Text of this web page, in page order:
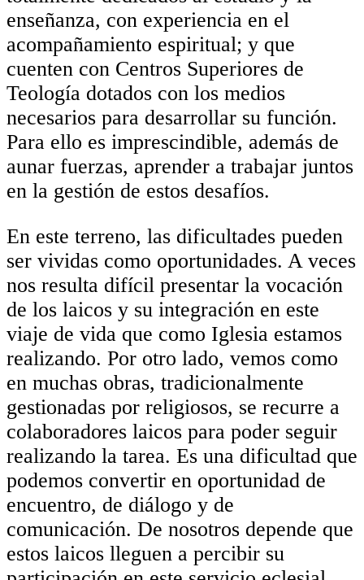
enseñanza, con experiencia en el
acompañamiento espiritual; y que
cuenten con Centros Superiores de
Teología dotados con los medios
necesarios para desarrollar su función.
Para ello es imprescindible, además de
aunar fuerzas, aprender a trabajar juntos
en la gestión de estos desafíos.
En este terreno, las dificultades pueden
ser vividas como oportunidades. A veces
nos resulta difícil presentar la vocación
de los laicos y su integración en este
viaje de vida que como Iglesia estamos
realizando. Por otro lado, vemos como
en muchas obras, tradicionalmente
gestionadas por religiosos, se recurre a
colaboradores laicos para poder seguir
realizando la tarea. Es una dificultad que
podemos convertir en oportunidad de
encuentro, de diálogo y de
comunicación. De nosotros depende que
estos laicos lleguen a percibir su